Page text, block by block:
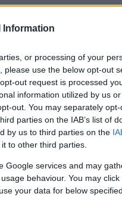
Information
or processing of your
use the below opt-out
out request is processed
information utilized by us
out. You may separately
parties on the IAB’s list of
by us to third parties on the
to other third parties.
Google services and may
behaviour. You may
your data for below
επιμέλεια, καθώς
από τον ρόλο
for filing a
VidLFrQvtO